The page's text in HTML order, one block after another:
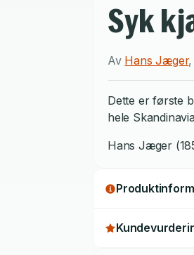
Syk
Av Hans Jæger,
Dette er første
hele
Hans Jæger